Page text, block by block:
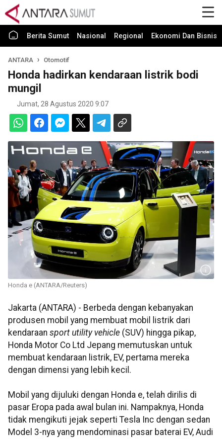
Berita Sumut Nasional Regional Ekonomi Dan Bisnis
ANTARA Otomotif
Honda hadirkan kendaraan listrik bodi
mungil
Jumat, 28 Agustus 2020 9:07
Honda e (ANTARA/Reuters)
Jakarta (ANTARA) - Berbeda dengan kebanyakan
produsen mobil yang membuat mobil listrik dari
kendaraan sport utility vehicle (SUV) hingga pikap,
Honda Motor Co Ltd Jepang memutuskan untuk
membuat kendaraan listrik, EV, pertama mereka
dengan dimensi yang lebih kecil.
Mobil yang dijuluki dengan Honda e, telah dirilis di
pasar Eropa pada awal bulan ini. Nampaknya, Honda
tidak mengikuti jejak seperti Tesla Inc dengan sedan
Model 3-nya yang mendominasi pasar baterai EV, Audi